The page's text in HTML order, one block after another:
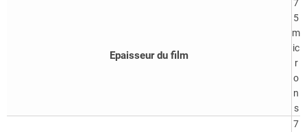
Epaisseur du film
7
5
m
ic
r
o
n
s
7